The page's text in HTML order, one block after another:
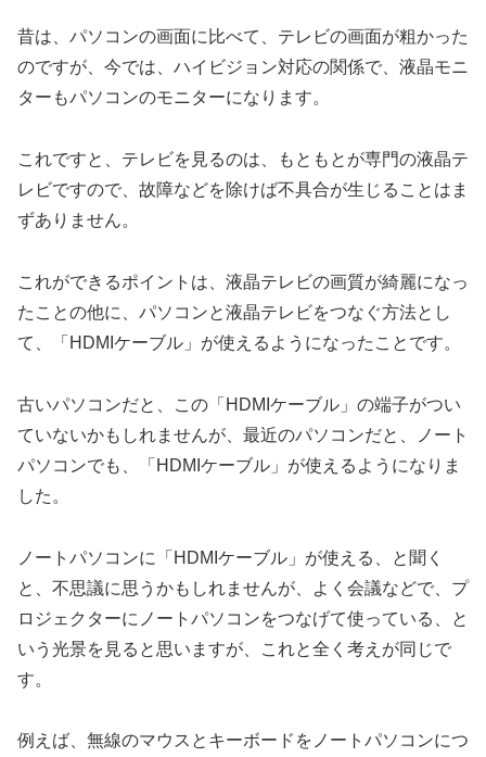
昔は、パソコンの画面に比べて、テレビの画面が粗かった
のですが、今では、ハイビジョン対応の関係で、液晶モニ
ターもパソコンのモニターになります。
これですと、テレビを見るのは、もともとが専門の液晶テ
レビですので、故障などを除けば不具合が生じることはま
ずありません。
これができるポイントは、液晶テレビの画質が綺麗になっ
たことの他に、パソコンと液晶テレビをつなぐ方法とし
て、「HDMIケーブル」が使えるようになったことです。
古いパソコンだと、この「HDMIケーブル」の端子がつい
ていないかもしれませんが、最近のパソコンだと、ノート
パソコンでも、「HDMIケーブル」が使えるようになりま
した。
ノートパソコンに「HDMIケーブル」が使える、と聞く
と、不思議に思うかもしれませんが、よく会議などで、プ
ロジェクターにノートパソコンをつなげて使っている、と
いう光景を見ると思いますが、これと全く考えが同じで
す。
例えば、無線のマウスとキーボードをノートパソコンにつ